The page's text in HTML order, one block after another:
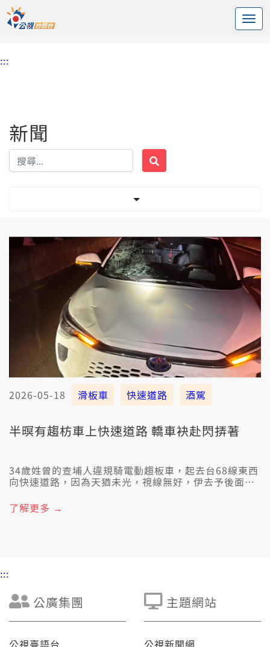
中央內容區塊
頭頁
:::
新聞
2026-05-18 滑板車 快速道路 酒駕
半暝有趨枋車上快速道路 轎車袂赴閃挵著
34歲姓曾的查埔人違規騎電動趨板車，起去台68線東西
向快速道路，因為天猶未光，視線無好，伊去予後面的
个騎趨板車的查埔人，有驗出酒測超標，警方照公共危
險罪送辦。
了解更多 →
:::
公廣集團
公視臺語台
主題網站
公視新聞網